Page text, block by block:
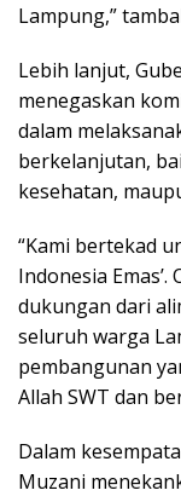
Lampung,”
Lebih lanjut,
menegaskan
dalam
berkelanjutan,
kesehatan,
“Kami bertekad
Indonesia
dukungan dari
seluruh warga
pembangunan
Allah SWT dan
Dalam
Muzani